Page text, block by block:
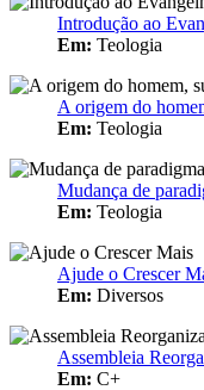
Introdução ao
Em: Teologia
A origem do
Em: Teologia
Mudança de
Em: Teologia
Ajude o Crescer
Em: Diversos
Assembleia
Em: C+